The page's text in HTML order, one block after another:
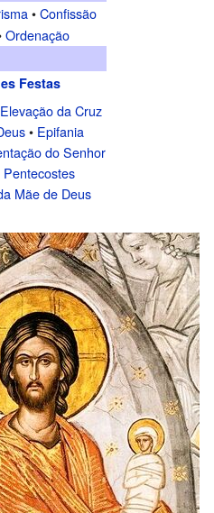
•Confissão
Ordenação
Festas
Elevação da Cruz
• Epifania
do Senhor
Pentecostes
Mãe de Deus